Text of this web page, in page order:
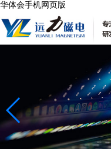
华体会手机网页版